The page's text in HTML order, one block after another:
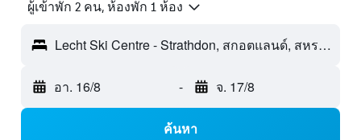
ผู้เข้าพัก 2 คน, ห้องพัก 1 ห้อง
Lecht Ski Centre - Strathdon, สกอตแลนด์, สหราชอาณาจักร
อา. 16/8 - จ. 17/8
ค้นหา